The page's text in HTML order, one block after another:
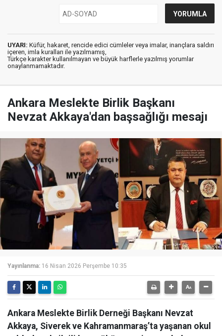
UYARI: Küfür, hakaret, rencide edici cümleler veya imalar, inançlara saldırı
içeren, imla kuralları ile yazılmamış,
Türkçe karakter kullanılmayan ve büyük harflerle yazılmış yorumlar
onaylanmamaktadır.
Ankara Meslekte Birlik Başkanı
Nevzat Akkaya'dan başsağlığı mesajı
Yayınlanma: 16 Nisan 2026 Perşembe 10:35
Ankara Meslekte Birlik Derneği Başkanı Nevzat
Akkaya, Siverek ve Kahramanmaraş’ta yaşanan okul